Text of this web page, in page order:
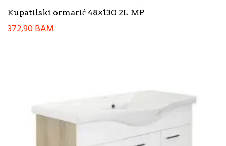
Kupatilski ormarić 48×130 2L MP
372,90BAM